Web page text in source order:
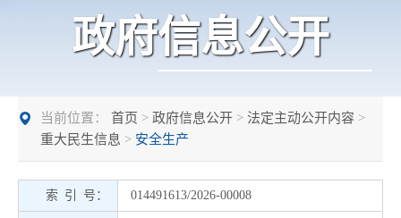
政府信息公开
当前位置： 首页 > 政府信息公开 > 法定主动公开内容 >
重大民生信息 > 安全生产
索 引 号： 014491613/2026-00008